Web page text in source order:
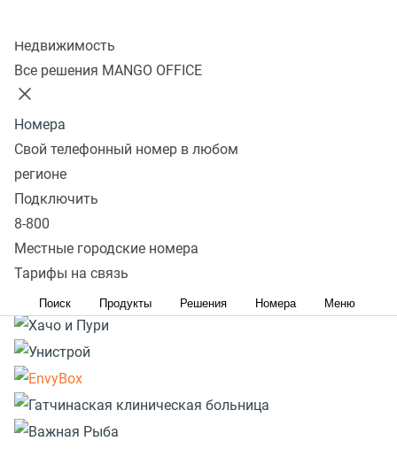
Недвижимость
Все решения MANGO OFFICE
Номера
Свой телефонный номер в любом
регионе
Подключить
8-800
Местные городские номера
Тарифы на связь
Поиск Продукты Решения Номера Меню